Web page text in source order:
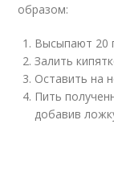
образом:
Высыпают 20
Залить
Оставить на
Пить
добавив